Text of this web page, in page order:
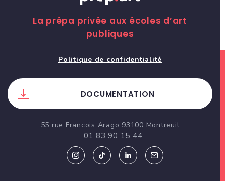
La prépa privée aux écoles d’art
publiques
Politique de confidentialité
DOCUMENTATION
55 rue Francois Arago 93100 Montreuil
01 83 90 15 44